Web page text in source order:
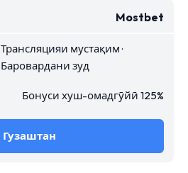
Mostbet
Трансляцияи мустақим ·
Баровардани зуд
Бонуси хуш-омадгӯйӣ 125%
Гузаштан